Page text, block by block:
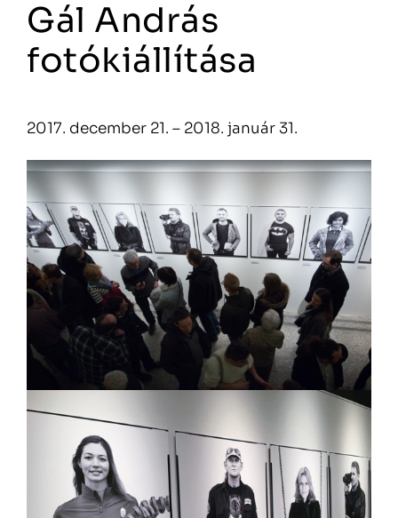
Gál András
fotókiállítása
2017. december 21. – 2018. január 31.